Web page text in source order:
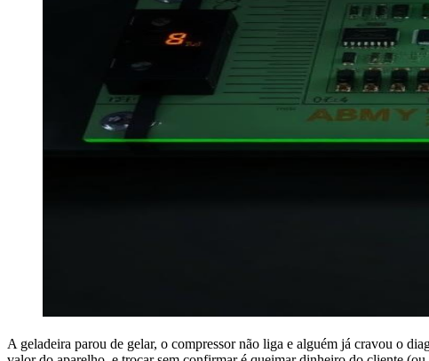
A geladeira parou de gelar, o compressor não liga e alguém já cravou o